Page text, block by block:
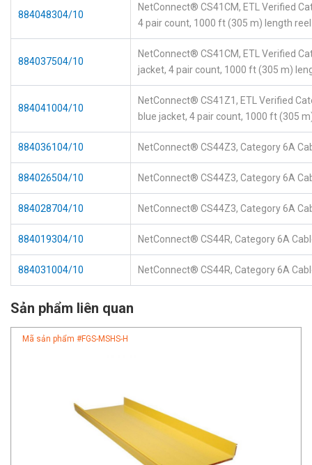
884048304/10
NetConnect® CS41CM, ETL Verified
4 pair count, 1000 ft (305 m) length reel
884037504/10
NetConnect® CS41CM, ETL Verified
jacket, 4 pair count, 1000 ft (305 m)
884041004/10
NetConnect® CS41Z1, ETL Verified
blue jacket, 4 pair count, 1000 ft (305
884036104/10 NetConnect® CS44Z3, Category 6A
884026504/10 NetConnect® CS44Z3, Category 6A
884028704/10 NetConnect® CS44Z3, Category 6A
884019304/10 NetConnect® CS44R, Category 6A
884031004/10 NetConnect® CS44R, Category 6A
Sản phẩm liên quan
Mã sản phẩm #FGS-MSHS-H